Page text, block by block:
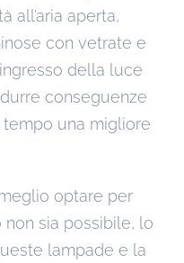
all’aria aperta,
con vetrate e
della luce
conseguenze
una migliore
optare per
non sia possibile, lo
lampade e la